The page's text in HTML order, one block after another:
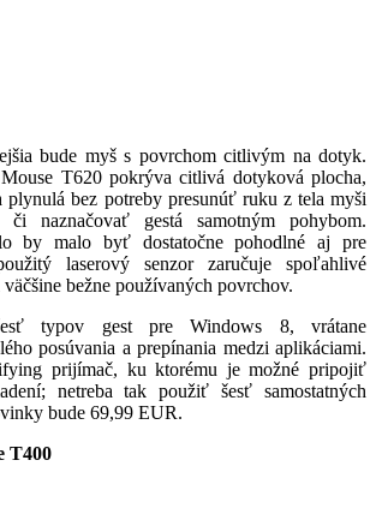
bude myš s povrchom citlivým na dotyk.
T620 pokrýva citlivá dotyková plocha,
plynulá bez potreby presunúť ruku z tela myši
naznačovať gestá samotným pohybom.
by malo byť dostatočne pohodlné aj pre
laserový senzor zaručuje spoľahlivé
bežne používaných povrchov.
typov gest pre Windows 8, vrátane
posúvania a prepínania medzi aplikáciami.
prijímač, ku ktorému je možné pripojiť
netreba tak použiť šesť samostatných
bude 69,99 EUR.
T400